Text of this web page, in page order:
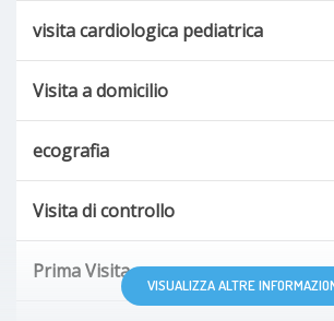
visita cardiologica pediatrica
Visita a domicilio
ecografia
Visita di controllo
Prima Visita
VISUALIZZA ALTRE